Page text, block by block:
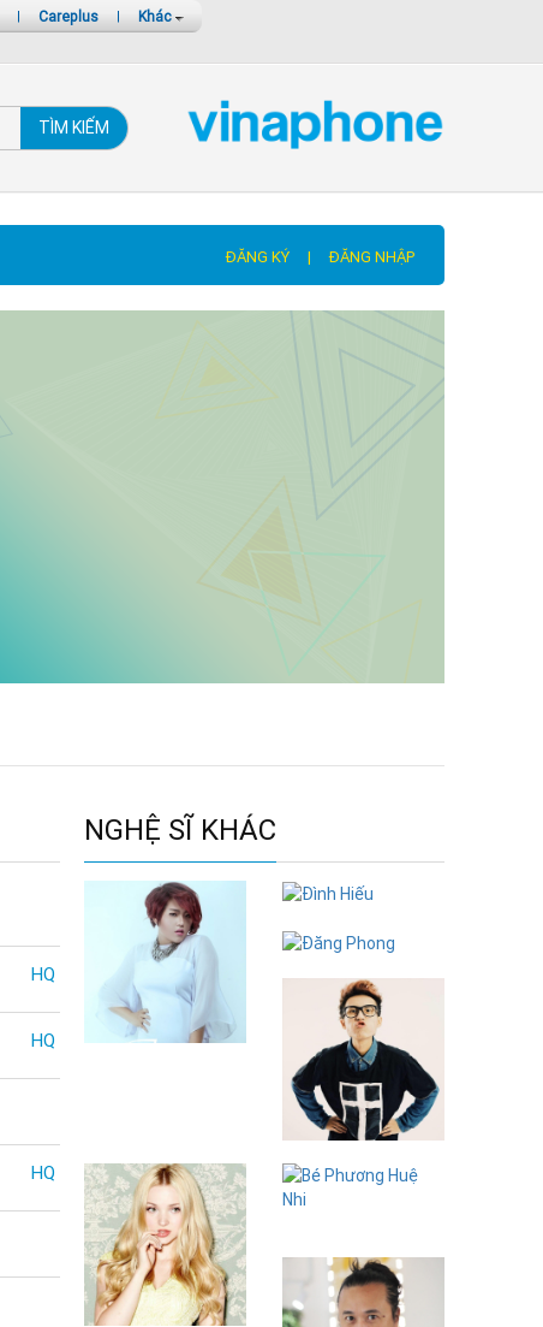
| Careplus | Khác
TÌM KIẾM
ĐĂNG KÝ | ĐĂNG NHẬP
HQ
HQ
HQ
NGHỆ SĨ KHÁC